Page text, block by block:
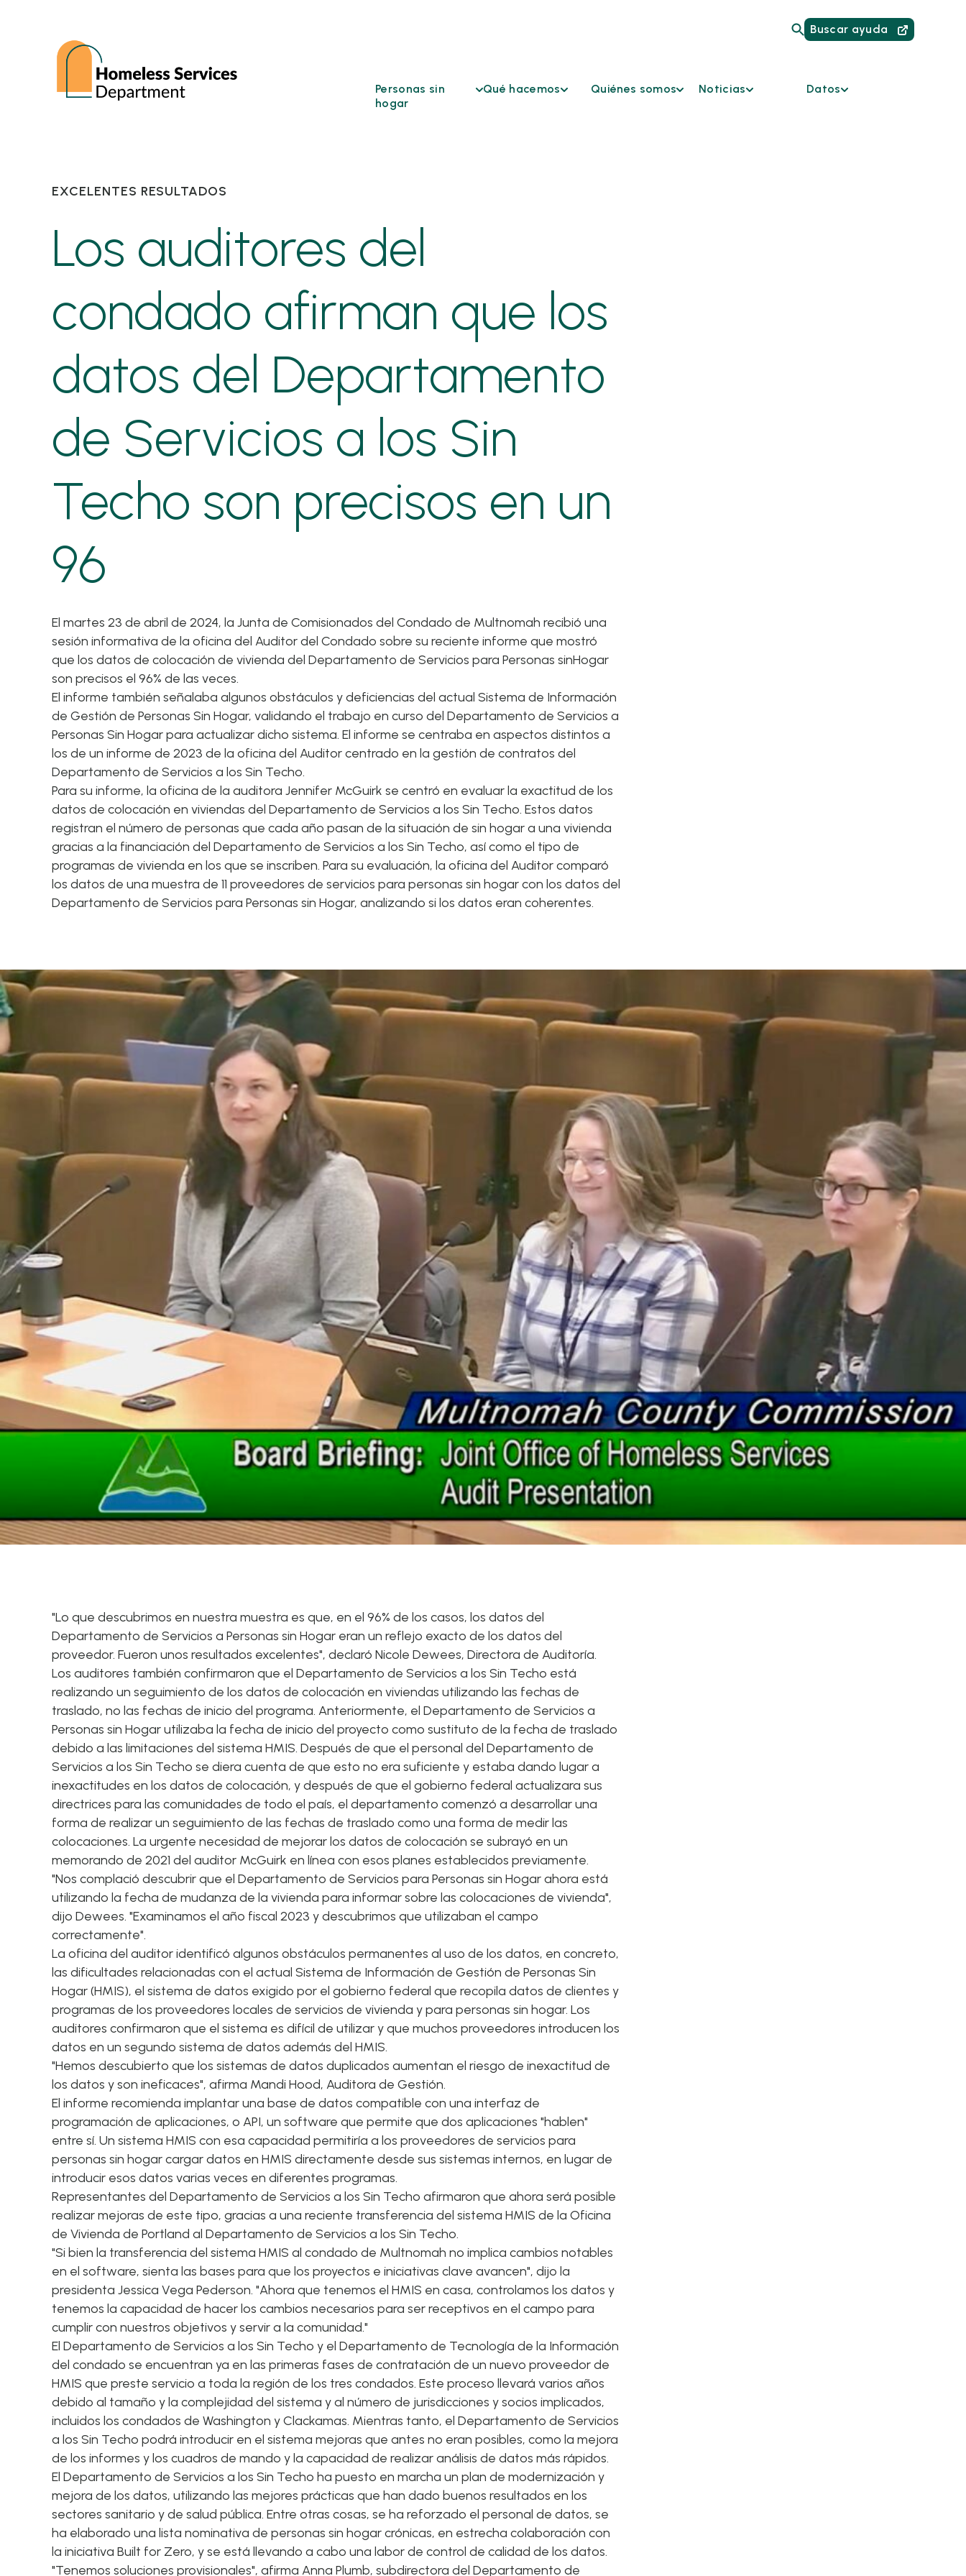
Buscar ayuda
Personas sin
hogar
Qué hacemos
Vivienda
Servicios de apoyo
Quiénes somos
razonables
Nuestros socios
Departamento de
Servicios para
Personas sin Hogar
Noticias Datos
EXCELENTES RESULTADOS
Los auditores del
condado afirman que los
datos del Departamento
de Servicios a los Sin
Techo son precisos en un
96
El martes 23 de abril de 2024, la Junta de Comisionados del Condado de Multnomah recibió una
sesión informativa de la oficina del Auditor del Condado sobre su reciente informe que mostró
que los datos de colocación de vivienda del Departamento de Servicios para Personas sinHogar
son precisos el 96% de las veces.
El informe también señalaba algunos obstáculos y deficiencias del actual Sistema de Información
de Gestión de Personas Sin Hogar, validando el trabajo en curso del Departamento de Servicios a
Personas Sin Hogar para actualizar dicho sistema. El informe se centraba en aspectos distintos a
los de un informe de 2023 de la oficina del Auditor centrado en la gestión de contratos del
Departamento de Servicios a los Sin Techo.
Para su informe, la oficina de la auditora Jennifer McGuirk se centró en evaluar la exactitud de los
datos de colocación en viviendas del Departamento de Servicios a los Sin Techo. Estos datos
registran el número de personas que cada año pasan de la situación de sin hogar a una vivienda
gracias a la financiación del Departamento de Servicios a los Sin Techo, así como el tipo de
programas de vivienda en los que se inscriben. Para su evaluación, la oficina del Auditor comparó
los datos de una muestra de 11 proveedores de servicios para personas sin hogar con los datos del
Departamento de Servicios para Personas sin Hogar, analizando si los datos eran coherentes.
"Lo que descubrimos en nuestra muestra es que, en el 96% de los casos, los datos del
Departamento de Servicios a Personas sin Hogar eran un reflejo exacto de los datos del
proveedor. Fueron unos resultados excelentes", declaró Nicole Dewees, Directora de Auditoría.
Los auditores también confirmaron que el Departamento de Servicios a los Sin Techo está
realizando un seguimiento de los datos de colocación en viviendas utilizando las fechas de
traslado, no las fechas de inicio del programa. Anteriormente, el Departamento de Servicios a
Personas sin Hogar utilizaba la fecha de inicio del proyecto como sustituto de la fecha de traslado
debido a las limitaciones del sistema HMIS. Después de que el personal del Departamento de
Servicios a los Sin Techo se diera cuenta de que esto no era suficiente y estaba dando lugar a
inexactitudes en los datos de colocación, y después de que el gobierno federal actualizara sus
directrices para las comunidades de todo el país, el departamento comenzó a desarrollar una
forma de realizar un seguimiento de las fechas de traslado como una forma de medir las
colocaciones. La urgente necesidad de mejorar los datos de colocación se subrayó en un
memorando de 2021 del auditor McGuirk en línea con esos planes establecidos previamente.
"Nos complació descubrir que el Departamento de Servicios para Personas sin Hogar ahora está
utilizando la fecha de mudanza de la vivienda para informar sobre las colocaciones de vivienda",
dijo Dewees. "Examinamos el año fiscal 2023 y descubrimos que utilizaban el campo
correctamente".
La oficina del auditor identificó algunos obstáculos permanentes al uso de los datos, en concreto,
las dificultades relacionadas con el actual Sistema de Información de Gestión de Personas Sin
Hogar (HMIS), el sistema de datos exigido por el gobierno federal que recopila datos de clientes y
programas de los proveedores locales de servicios de vivienda y para personas sin hogar. Los
auditores confirmaron que el sistema es difícil de utilizar y que muchos proveedores introducen los
datos en un segundo sistema de datos además del HMIS.
"Hemos descubierto que los sistemas de datos duplicados aumentan el riesgo de inexactitud de
los datos y son ineficaces", afirma Mandi Hood, Auditora de Gestión.
El informe recomienda implantar una base de datos compatible con una interfaz de
programación de aplicaciones, o API, un software que permite que dos aplicaciones "hablen"
entre sí. Un sistema HMIS con esa capacidad permitiría a los proveedores de servicios para
personas sin hogar cargar datos en HMIS directamente desde sus sistemas internos, en lugar de
introducir esos datos varias veces en diferentes programas.
Representantes del Departamento de Servicios a los Sin Techo afirmaron que ahora será posible
realizar mejoras de este tipo, gracias a una reciente transferencia del sistema HMIS de la Oficina
de Vivienda de Portland al Departamento de Servicios a los Sin Techo.
"Si bien la transferencia del sistema HMIS al condado de Multnomah no implica cambios notables
en el software, sienta las bases para que los proyectos e iniciativas clave avancen", dijo la
presidenta Jessica Vega Pederson. "Ahora que tenemos el HMIS en casa, controlamos los datos y
tenemos la capacidad de hacer los cambios necesarios para ser receptivos en el campo para
cumplir con nuestros objetivos y servir a la comunidad."
El Departamento de Servicios a los Sin Techo y el Departamento de Tecnología de la Información
del condado se encuentran ya en las primeras fases de contratación de un nuevo proveedor de
HMIS que preste servicio a toda la región de los tres condados. Este proceso llevará varios años
debido al tamaño y la complejidad del sistema y al número de jurisdicciones y socios implicados,
incluidos los condados de Washington y Clackamas. Mientras tanto, el Departamento de Servicios
a los Sin Techo podrá introducir en el sistema mejoras que antes no eran posibles, como la mejora
de los informes y los cuadros de mando y la capacidad de realizar análisis de datos más rápidos.
El Departamento de Servicios a los Sin Techo ha puesto en marcha un plan de modernización y
mejora de los datos, utilizando las mejores prácticas que han dado buenos resultados en los
sectores sanitario y de salud pública. Entre otras cosas, se ha reforzado el personal de datos, se
ha elaborado una lista nominativa de personas sin hogar crónicas, en estrecha colaboración con
la iniciativa Built for Zero, y se está llevando a cabo una labor de control de calidad de los datos.
"Tenemos soluciones provisionales", afirma Anna Plumb, subdirectora del Departamento de